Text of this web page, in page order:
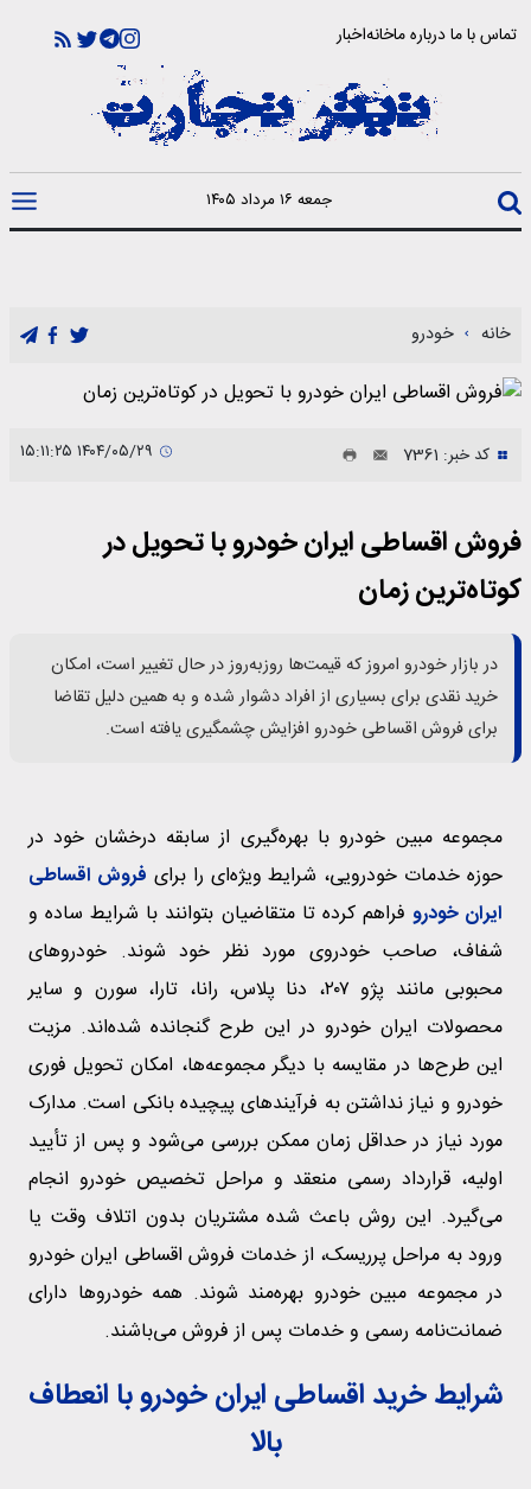
تماس با مادرباره ماخانهاخبار
جمعه ۱۶ مرداد ۱۴۰۵
خانه خودرو
کد خبر: 7361
فروش اقساطی ایران خودرو با تحویل در
کوتاه‌ترین زمان
در بازار خودرو امروز که قیمت‌ها روزبه‌روز در حال تغییر است، امکان
خرید نقدی برای بسیاری از افراد دشوار شده و به همین دلیل تقاضا
برای فروش اقساطی خودرو افزایش چشمگیری یافته است.
مجموعه مبین خودرو با بهره‌گیری از سابقه درخشان خود در
حوزه خدمات خودرویی، شرایط ویژه‌ای را برای فروش اقساطی
ایران خودرو فراهم کرده تا متقاضیان بتوانند با شرایط ساده و
شفاف، صاحب خودروی مورد نظر خود شوند. خودروهای
محبوبی مانند پژو ۲۰۷، دنا پلاس، رانا، تارا، سورن و سایر
محصولات ایران خودرو در این طرح گنجانده شده‌اند. مزیت
این طرح‌ها در مقایسه با دیگر مجموعه‌ها، امکان تحویل فوری
خودرو و نیاز نداشتن به فرآیندهای پیچیده بانکی است. مدارک
مورد نیاز در حداقل زمان ممکن بررسی می‌شود و پس از تأیید
اولیه، قرارداد رسمی منعقد و مراحل تخصیص خودرو انجام
می‌گیرد. این روش باعث شده مشتریان بدون اتلاف وقت یا
ورود به مراحل پرریسک، از خدمات فروش اقساطی ایران خودرو
در مجموعه مبین خودرو بهره‌مند شوند. همه خودروها دارای
ضمانت‌نامه رسمی و خدمات پس از فروش می‌باشند.
شرایط خرید اقساطی ایران خودرو با انعطاف
بالا